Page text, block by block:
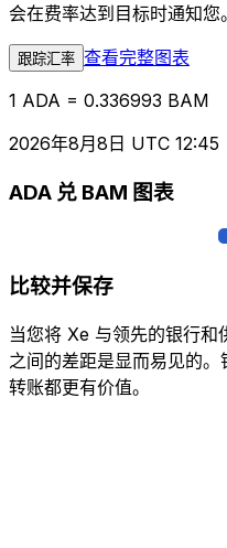
会在费率达到目标时通知您。
跟踪汇率 查看完整图表
1 ADA = 0.336993 BAM
2026年8月8日 UTC 12:45
ADA 兑 BAM 图表
比较并保存
当您将 Xe 与领先的银行和
之间的差距是显而易见的
转账都更有价值。